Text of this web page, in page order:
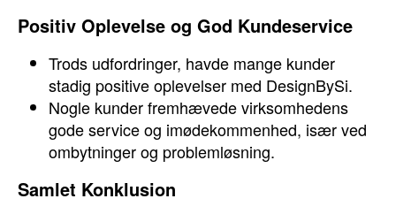
Positiv Oplevelse og God Kundeservice
Trods udfordringer, havde mange kunder
stadig positive oplevelser med DesignBySi.
Nogle kunder fremhævede virksomhedens
gode service og imødekommenhed, især ved
ombytninger og problemløsning.
Samlet Konklusion